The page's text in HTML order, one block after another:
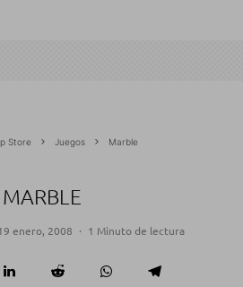
Store Juegos Marble
MARBLE
enero, 2008 · 1 Minuto de lectura